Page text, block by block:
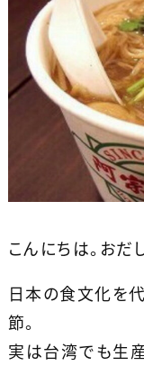
こんにちは。おだ
日本の食文化を
節。
実は台湾でも生